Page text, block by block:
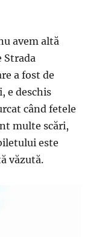
avem altă
Strada
a fost de
e deschis
când fetele
multe scări,
este
văzută.